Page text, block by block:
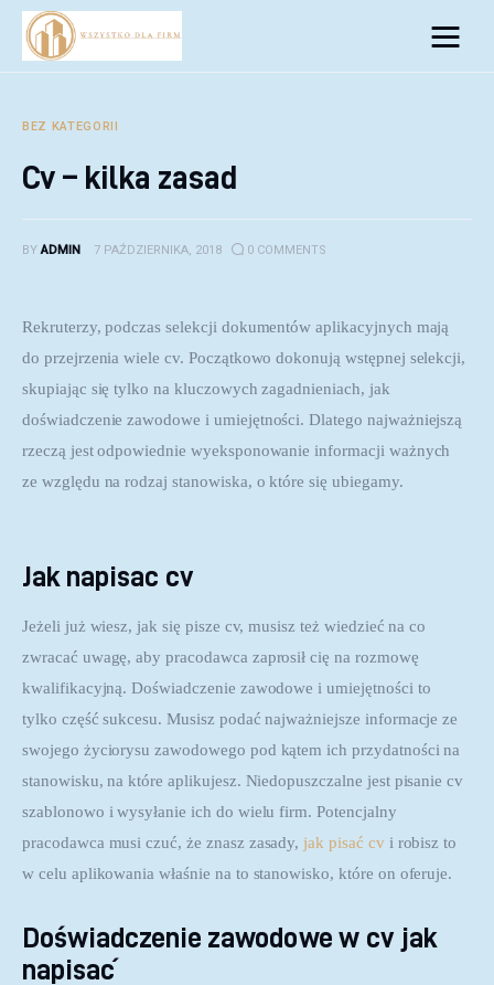
Biznes
Inwestycje
Rozwój
BEZ KATEGORII
Cv – kilka zasad
BY ADMIN 7 PAŹDZIERNIKA, 2018 0 COMMENTS
Rekruterzy, podczas selekcji dokumentów aplikacyjnych mają
do przejrzenia wiele cv. Początkowo dokonują wstępnej selekcji,
skupiając się tylko na kluczowych zagadnieniach, jak
doświadczenie zawodowe i umiejętności. Dlatego najważniejszą
rzeczą jest odpowiednie wyeksponowanie informacji ważnych
ze względu na rodzaj stanowiska, o które się ubiegamy.
Jak napisac cv
Jeżeli już wiesz, jak się pisze cv, musisz też wiedzieć na co
zwracać uwagę, aby pracodawca zaprosił cię na rozmowę
kwalifikacyjną. Doświadczenie zawodowe i umiejętności to
tylko część sukcesu. Musisz podać najważniejsze informacje ze
swojego życiorysu zawodowego pod kątem ich przydatności na
stanowisku, na które aplikujesz. Niedopuszczalne jest pisanie cv
szablonowo i wysyłanie ich do wielu firm. Potencjalny
pracodawca musi czuć, że znasz zasady, jak pisać cv i robisz to
w celu aplikowania właśnie na to stanowisko, które on oferuje.
Doświadczenie zawodowe w cv jak
napisać